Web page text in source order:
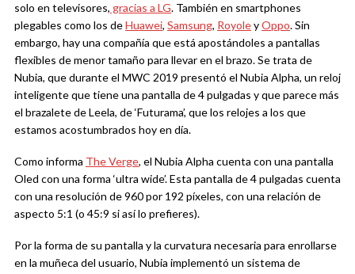
solo en televisores, gracias a LG. También en smartphones
plegables como los deHuawei, Samsung, RoyoleyOppo. Sin
embargo, hay una compañía que está apostándoles a pantallas
flexibles de menor tamaño para llevar en el brazo. Se trata de
Nubia, que durante el MWC 2019 presentó el Nubia Alpha, un reloj
inteligente que tiene una pantalla de 4 pulgadas y que parece más
el brazalete de Leela, de ‘Futurama’, que los relojes a los que
estamos acostumbrados hoy en día.
Como informa The Verge, el Nubia Alpha cuenta con una pantalla
Oled con una forma ‘ultra wide’. Esta pantalla de 4 pulgadas cuenta
con una resolución de 960 por 192 píxeles, con una relación de
aspecto 5:1 (o 45:9 si así lo prefieres).
Por la forma de su pantalla y la curvatura necesaria para enrollarse
en la muñeca del usuario, Nubia implementó un sistema de